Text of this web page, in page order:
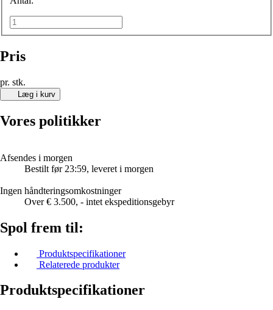
Pris
pr. stk.
Læg i kurv
Vores politikker
Afsendes i morgen
Bestilt før 23:59, leveret i morgen
Ingen håndteringsomkostninger
Over € 3.500, - intet ekspeditionsgebyr
Spol frem til:
Produktspecifikationer
Relaterede produkter
Produktspecifikationer